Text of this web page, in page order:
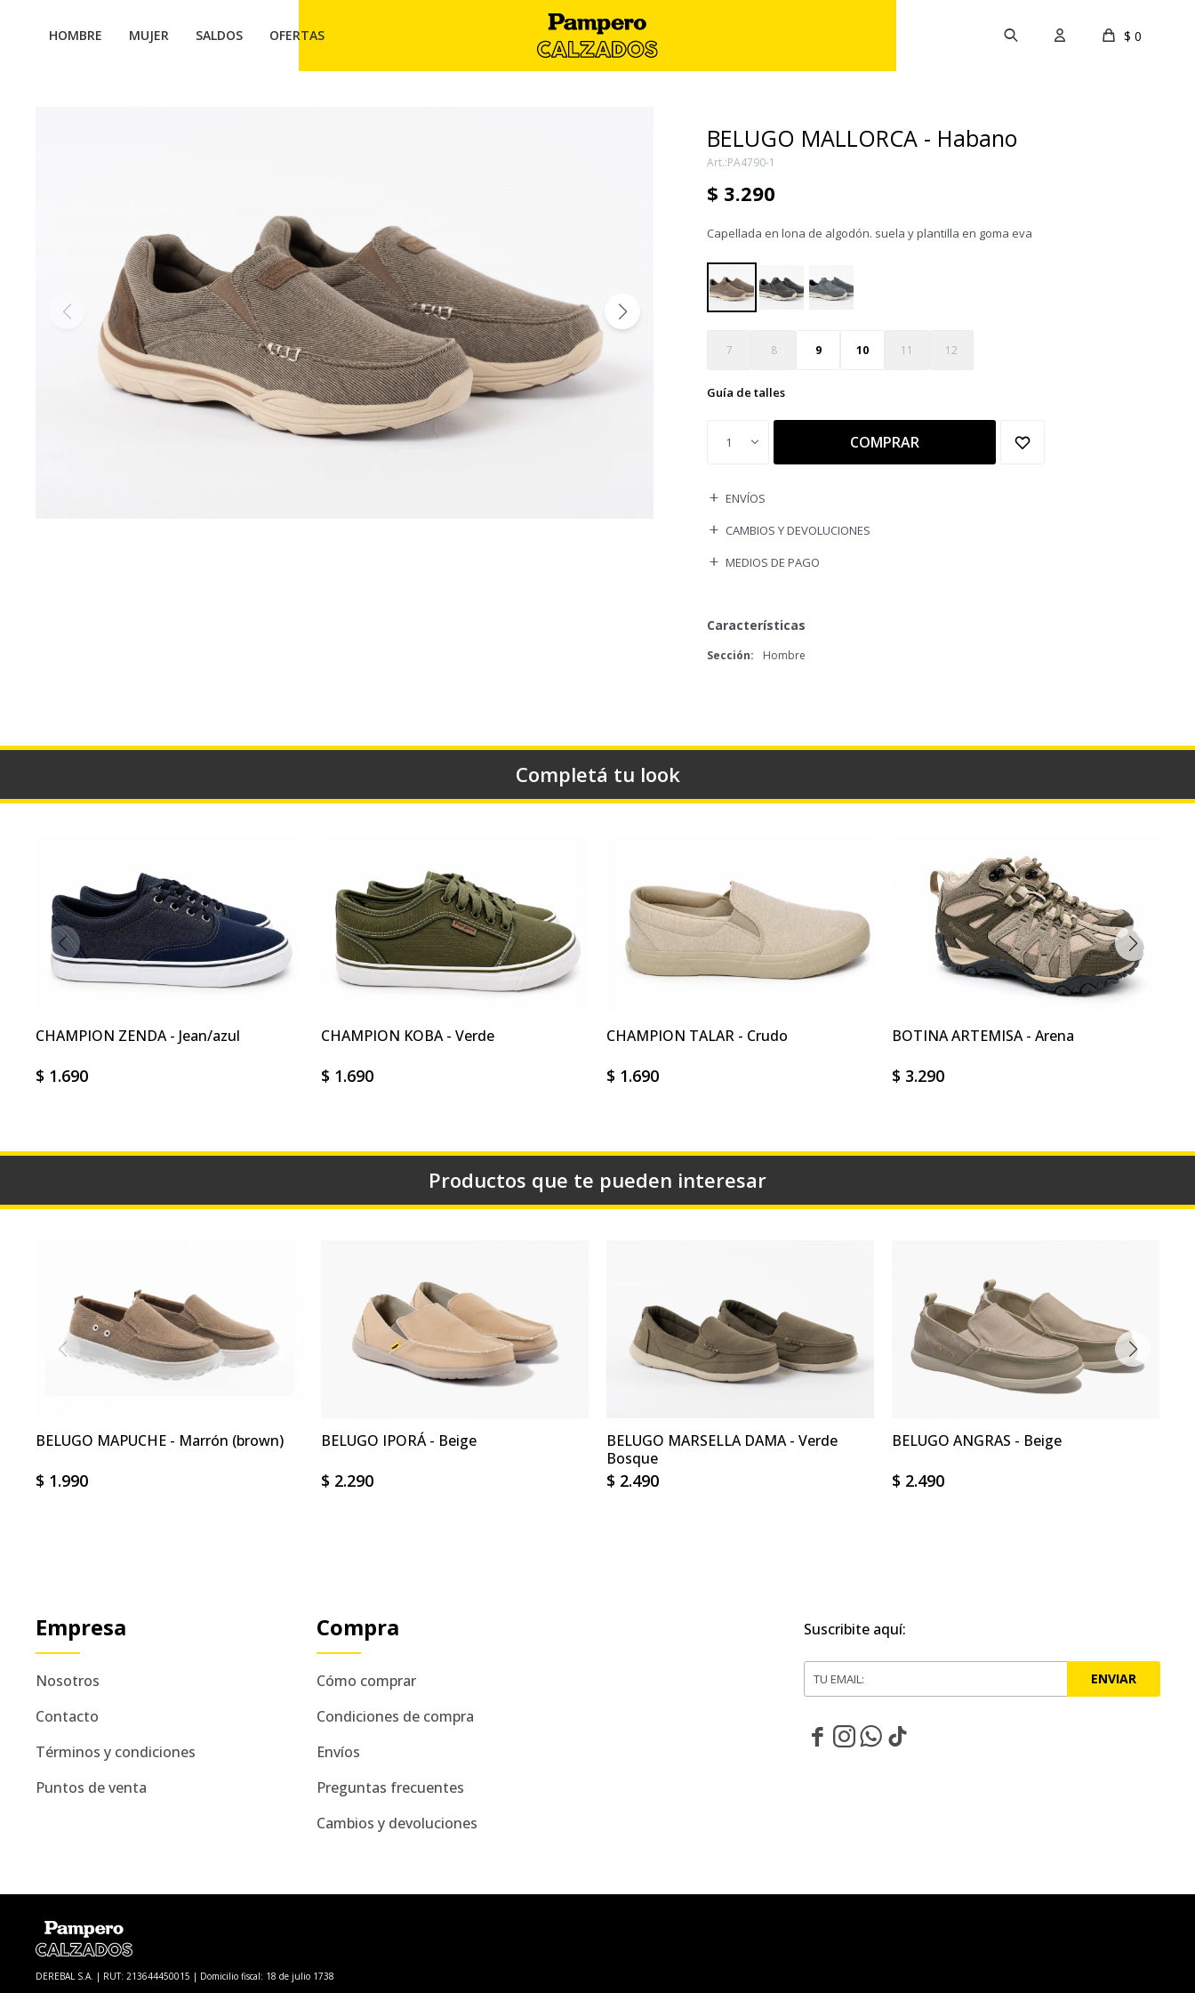
HOMBRE MUJER SALDOS OFERTAS $ 0
BELUGO MALLORCA - Habano
PA4790-1
$ 3.290
Capellada en lona de algodón. suela y plantilla en goma eva
7 8 9 10 11 12
Guía de talles
1 COMPRAR
ENVÍOS
CAMBIOS Y DEVOLUCIONES
MEDIOS DE PAGO
Características
Sección Hombre
Completá tu look
CHAMPION ZENDA - Jean/azul
$ 1.690
CHAMPION KOBA - Verde
$ 1.690
CHAMPION TALAR - Crudo
$ 1.690
BOTINA ARTEMISA - Arena
$ 3.290
Productos que te pueden interesar
BELUGO MAPUCHE - Marrón (brown)
$ 1.990
BELUGO IPORÁ - Beige
$ 2.290
BELUGO MARSELLA DAMA - Verde
Bosque
$ 2.490
BELUGO ANGRAS - Beige
$ 2.490
Empresa
Nosotros
Contacto
Términos y condiciones
Puntos de venta
Compra
Cómo comprar
Condiciones de compra
Envíos
Preguntas frecuentes
Cambios y devoluciones
Suscribite aquí:
ENVIAR
   
DEREBAL S.A. | RUT: 213644450015 | Domicilio fiscal: 18 de julio 1738